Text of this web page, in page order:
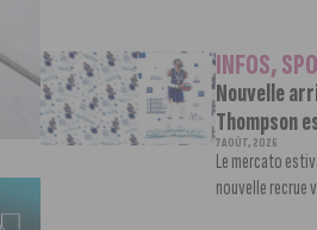
INFOS,
Nouvelle
Thompson
7 AOÛT, 2026
Le mercato
nouvelle recrue